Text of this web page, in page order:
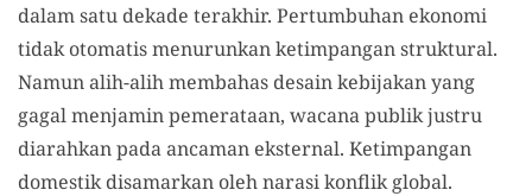
dalam satu dekade terakhir. Pertumbuhan ekonomi
tidak otomatis menurunkan ketimpangan struktural.
Namun alih-alih membahas desain kebijakan yang
gagal menjamin pemerataan, wacana publik justru
diarahkan pada ancaman eksternal. Ketimpangan
domestik disamarkan oleh narasi konflik global.